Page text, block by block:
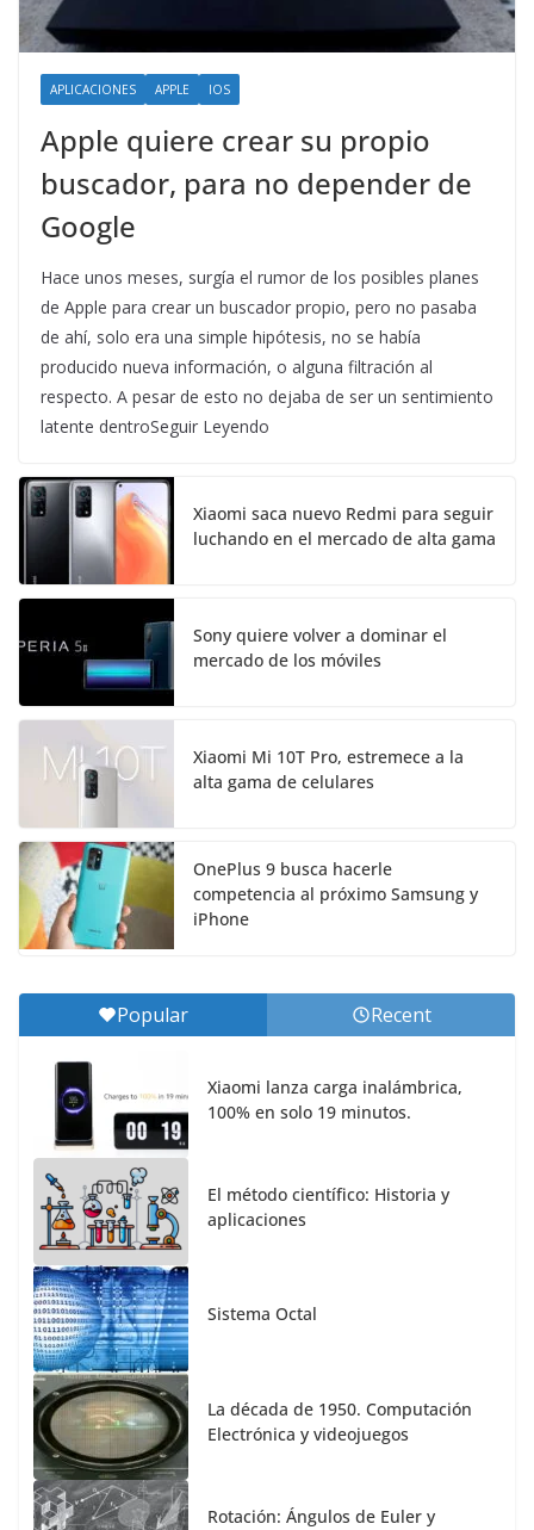
APLICACIONES APPLE IOS
Apple quiere crear su propio
buscador, para no depender de
Google
Hace unos meses, surgía el rumor de los posibles planes
de Apple para crear un buscador propio, pero no pasaba
de ahí, solo era una simple hipótesis, no se había
producido nueva información, o alguna filtración al
respecto. A pesar de esto no dejaba de ser un sentimiento
latente dentroSeguir Leyendo
Xiaomi saca nuevo Redmi para seguir
luchando en el mercado de alta gama
Sony quiere volver a dominar el
mercado de los móviles
Xiaomi Mi 10T Pro, estremece a la
alta gama de celulares
OnePlus 9 busca hacerle
competencia al próximo Samsung y
iPhone
Popular Recent
Xiaomi lanza carga inalámbrica,
100% en solo 19 minutos.
El método científico: Historia y
aplicaciones
Sistema Octal
La década de 1950. Computación
Electrónica y videojuegos
Rotación: Ángulos de Euler y